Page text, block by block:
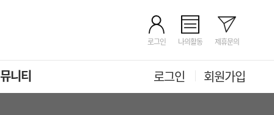
로그인 나의활동 제휴문의
니티 로그인 회원가입